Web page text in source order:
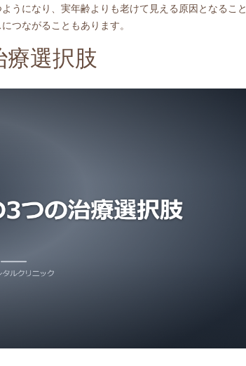
うになり、実年齢よりも老けて見える原因となること
つながることもあります。
選択肢